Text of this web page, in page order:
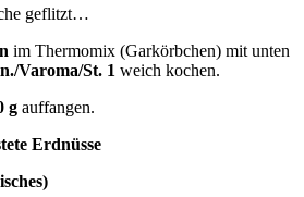
geflitzt…
im Thermomix (Garkörbchen) mit unten
Varoma/St. 1 weich kochen.
g auffangen.
Erdnüsse